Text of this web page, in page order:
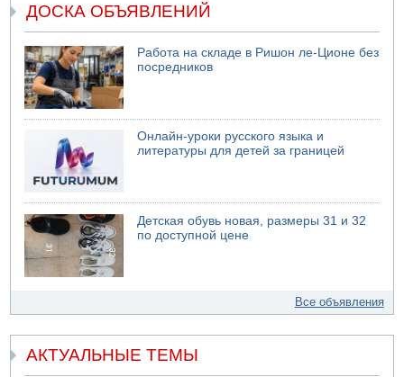
ДОСКА ОБЪЯВЛЕНИЙ
Работа на складе в Ришон ле-Ционе без
посредников
Онлайн-уроки русского языка и
литературы для детей за границей
Детская обувь новая, размеры 31 и 32
по доступной цене
Все объявления
АКТУАЛЬНЫЕ ТЕМЫ